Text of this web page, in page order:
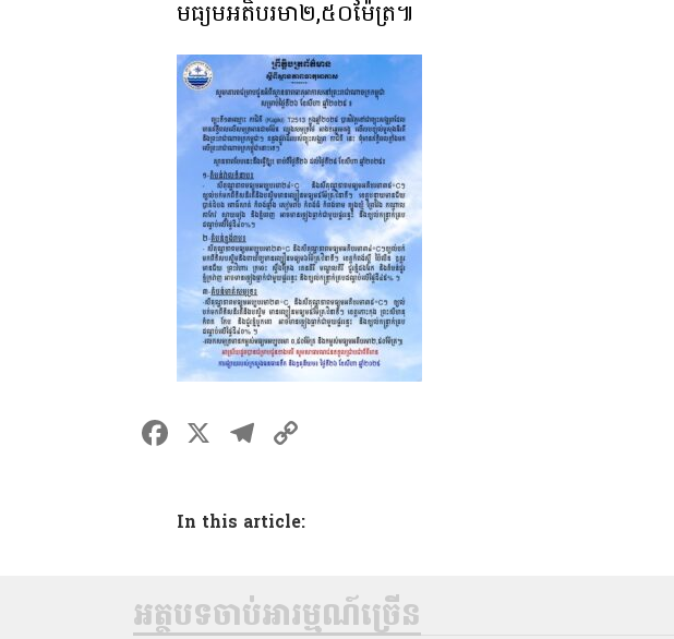
មធ្យមអតិបរមា២,៥០ម៉ែត្រ៕
F
ce
b
o
X T
e
gr
m
y
n
In this article:
អត្ថបទចាប់អារម្មណ៍ច្រើន